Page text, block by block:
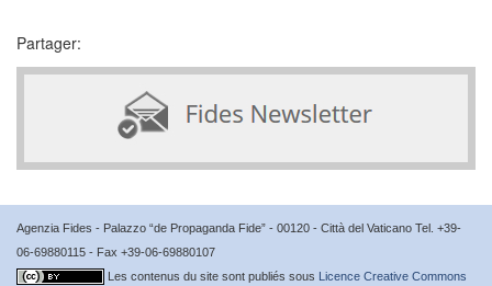
Partager:
Agenzia Fides - Palazzo “de Propaganda Fide” - 00120 - Città del Vaticano Tel. +39-
06-69880115 - Fax +39-06-69880107
Les contenus du site sont publiés sous Licence Creative Commons